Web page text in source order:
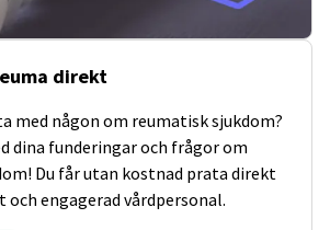
direkt
med någon om reumatisk sjukdom?
dina funderingar och frågor om
Du får utan kostnad prata direkt
engagerad vårdpersonal.